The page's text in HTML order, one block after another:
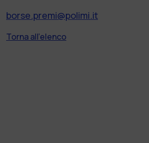
borse.premi@polimi.it
Torna all'elenco